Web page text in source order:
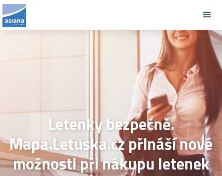
Letenky bezpečně.
Mapa.Letuska.cz přináší nové
možnosti při nákupu letenek